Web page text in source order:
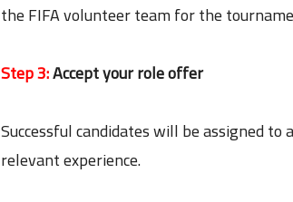
the FIFA volunteer team for the
Step 3:Accept your role offer
Successful candidates will be assigned
relevant experience.